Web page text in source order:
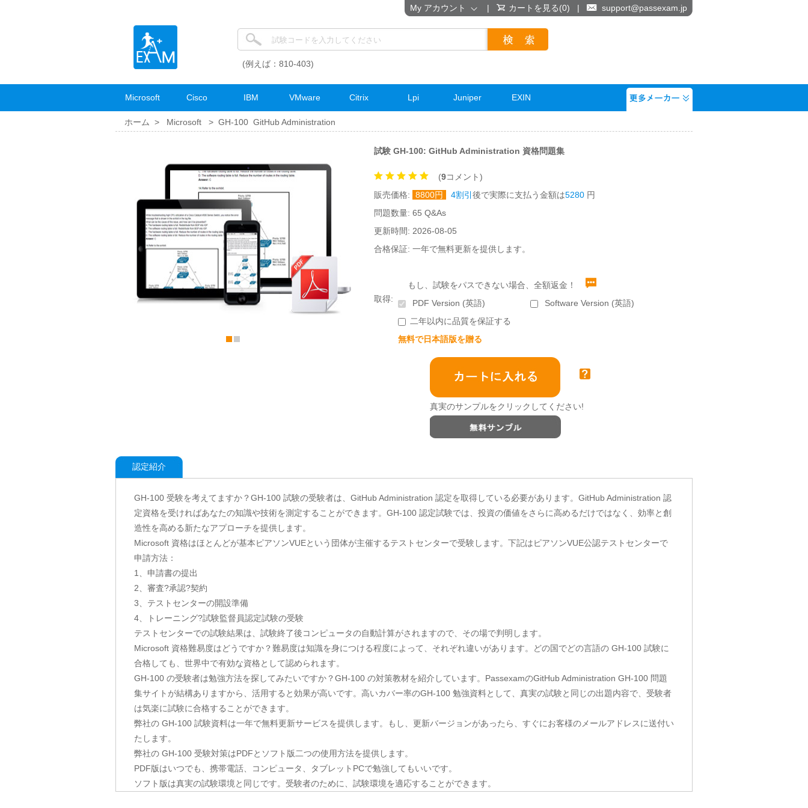
(例えば：810-403)
Microsoft Cisco IBM VMware Citrix Lpi Juniper EXIN
ホーム > Microsoft > GH-100 GitHub Administration
試験 GH-100: GitHub Administration 資格問題集
(9コメント)
販売価格:
8800円 4割引 後で実際に支払う金額は5280 円
問題数量: 65 Q&As
更新時間: 2026-08-05
合格保証: 一年で無料更新を提供します。
もし、試験をパスできない場合、全額返金！
取得:
PDF Version (英語)
Software Version (英語)
二年以内に品質を保証する
無料で日本語版を贈る
真実のサンプルをクリックしてください!
認定紹介
GH-100 受験を考えてますか？GH-100 試験の受験者は、GitHub Administration 認定を取得している必要があります。GitHub Administration 認
定資格を受ければあなたの知識や技術を測定することができます。GH-100 認定試験では、投資の価値をさらに高めるだけではなく、効率と創
造性を高める新たなアプローチを提供します。
Microsoft 資格はほとんどが基本ピアソンVUEという団体が主催するテストセンターで受験します。下記はピアソンVUE公認テストセンターで
申請方法：
1、申請書の提出
2、審査?承認?契約
3、テストセンターの開設準備
4、トレーニング?試験監督員認定試験の受験
テストセンターでの試験結果は、試験終了後コンピュータの自動計算がされますので、その場で判明します。
Microsoft 資格難易度はどうですか？難易度は知識を身につける程度によって、それぞれ違いがあります。どの国でどの言語の GH-100 試験に
合格しても、世界中で有効な資格として認められます。
GH-100 の受験者は勉強方法を探してみたいですか？GH-100 の対策教材を紹介しています。PassexamのGitHub Administration GH-100 問題
集サイトが結構ありますから、活用すると効果が高いです。高いカバー率のGH-100 勉強資料として、真実の試験と同じの出題内容で、受験者
は気楽に試験に合格することができます。
弊社の GH-100 試験資料は一年で無料更新サービスを提供します。もし、更新バージョンがあったら、すぐにお客様のメールアドレスに送付い
たします。
弊社の GH-100 受験対策はPDFとソフト版二つの使用方法を提供します。
PDF版はいつでも、携帯電話、コンピュータ、タブレットPCで勉強してもいいです。
ソフト版は真実の試験環境と同じです。受験者のために、試験環境を適応することができます。
My アカウント | カートを見る(0) | support@passexam.jp